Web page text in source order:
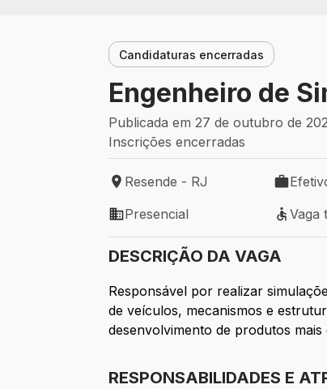
Candidaturas encerradas
Engenheiro de
Publicada em 27 de outubro de
Inscrições encerradas
Local de trabalho: Resende - RJ
Resende - RJ
Tipo de
Modelo de trabalho: Presencial
Presencial
Vaga
Vaga
DESCRIÇÃO DA VAGA
Responsável por realizar
de veículos, mecanismos e
desenvolvimento de produtos
RESPONSABILIDADES E